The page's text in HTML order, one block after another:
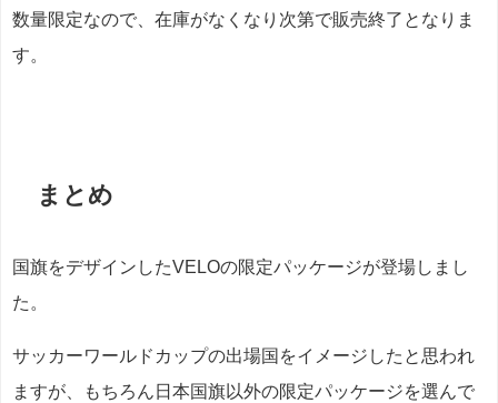
数量限定なので、在庫がなくなり次第で販売終了となりま
す。
まとめ
国旗をデザインしたVELOの限定パッケージが登場しまし
た。
サッカーワールドカップの出場国をイメージしたと思われ
ますが、もちろん日本国旗以外の限定パッケージを選んで